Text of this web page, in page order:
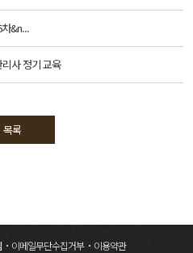
&n...
사 정기 교육
목록
이메일무단수집거부 이용약관